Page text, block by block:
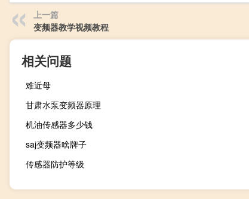
上一篇
变频器教学视频教程
相关问题
难近母
甘肃水泵变频器原理
机油传感器多少钱
saj变频器啥牌子
传感器防护等级